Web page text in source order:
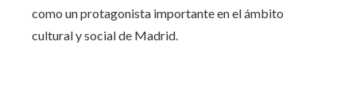
como un protagonista importante en el ámbito
cultural y social de Madrid.